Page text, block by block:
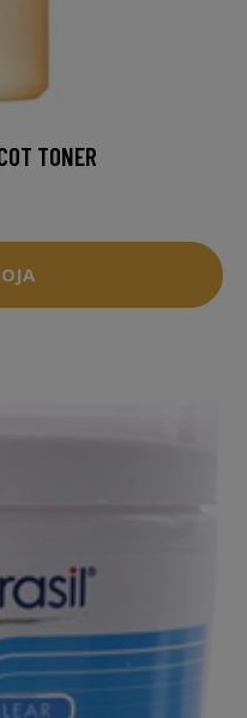
TONER